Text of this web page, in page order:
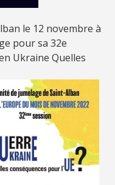
le 12 novembre à
pour sa 32e
Ukraine Quelles